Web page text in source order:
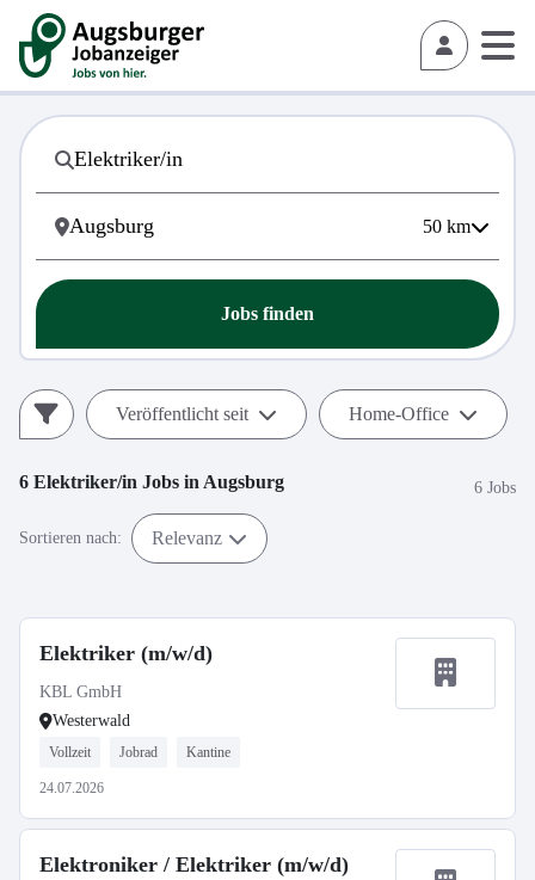
50 km
Jobs finden
Veröffentlicht seit Home-Office
6 Elektriker/in Jobs in Augsburg 6 Jobs
Sortieren nach: Relevanz
Elektriker (m/w/d)
KBL GmbH
Westerwald
Vollzeit Jobrad Kantine
24.07.2026
Elektroniker / Elektriker (m/w/d)